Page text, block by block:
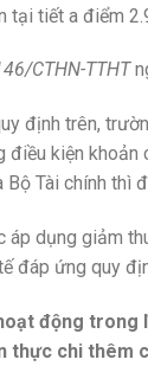
tại tiết a điểm
CTHN-TTHT
định trên,
điều kiện
Tài chính thì
áp dụng giảm
đáp ứng quy
động trong
thực chi thêm